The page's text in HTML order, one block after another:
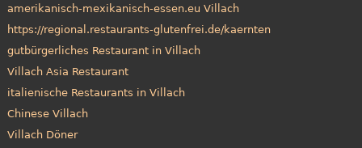
amerikanisch-mexikanisch-essen.eu Villach
https://regional.restaurants-glutenfrei.de/kaernten
gutbürgerliches Restaurant in Villach
Villach Asia Restaurant
italienische Restaurants in Villach
Chinese Villach
Villach Döner